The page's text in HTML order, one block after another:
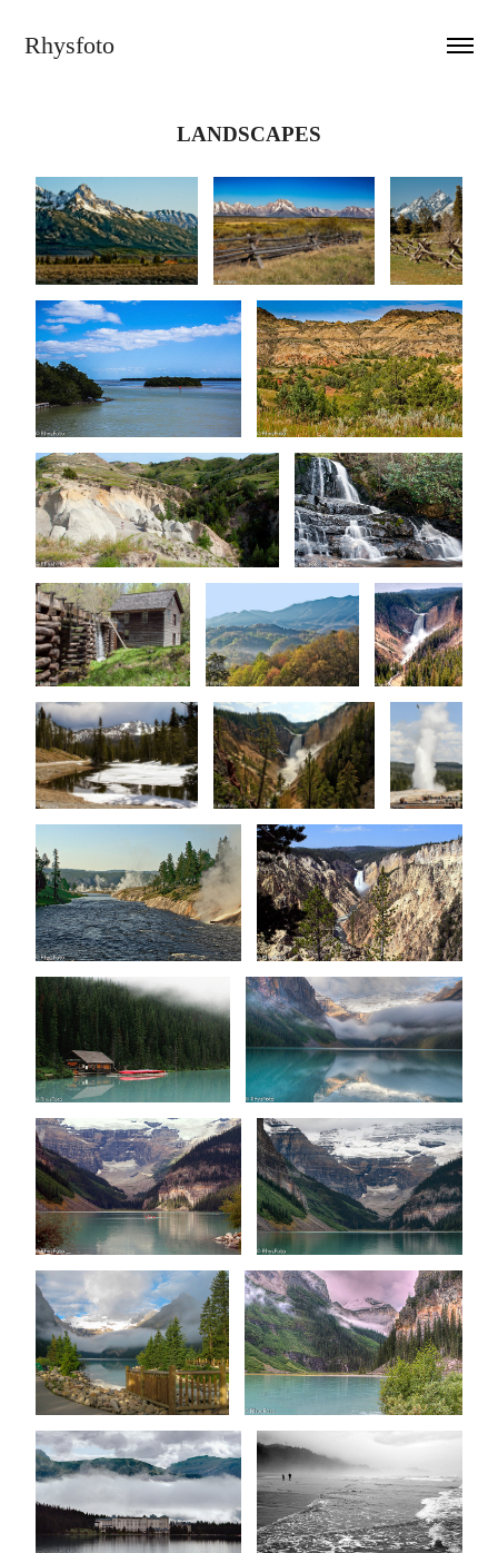
Rhysfoto
LANDSCAPES